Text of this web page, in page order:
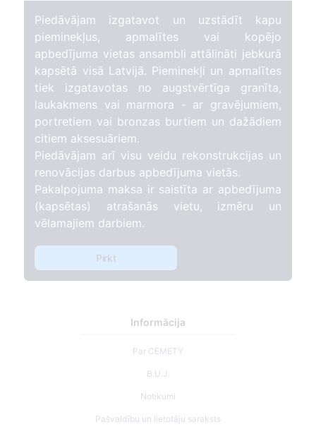
Piedāvājam izgatavot un uzstādīt kapu
pieminekļus, apmalītes vai kopējo
apbedījuma vietas ansambli attālināti jebkurā
kapsētā visā Latvijā. Pieminekļi un apmalītes
tiek izgatavotas no augstvērtīga granīta,
laukakmens vai marmora - ar gravējumiem,
portretiem vai bronzas burtiem un dažādiem
citiem aksesuāriem.
Piedāvājam arī visu veidu rekonstrukcijas un
renovācijas darbus apbedījuma vietās.
Pakalpojuma maksa ir saistīta ar apbedījuma
(kapsētas) atrašanās vietu, izmēru un
vēlamajiem darbiem.
Pirkt
Informācija
Par CEMETY
B.U.J.
Notikumi
Pašvaldību un lietotāju saraksts